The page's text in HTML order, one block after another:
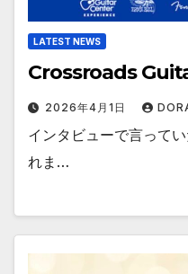
LATEST NEWS
Crossroads
2026年4月1日
インタビューで言って
れま…